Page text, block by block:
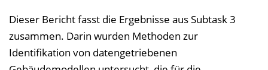
Dieser Bericht fasst die Ergebnisse aus Subtask 3
zusammen. Darin wurden Methoden zur
Identifikation von datengetriebenen